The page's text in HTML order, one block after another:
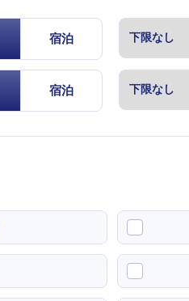
宿泊
宿泊